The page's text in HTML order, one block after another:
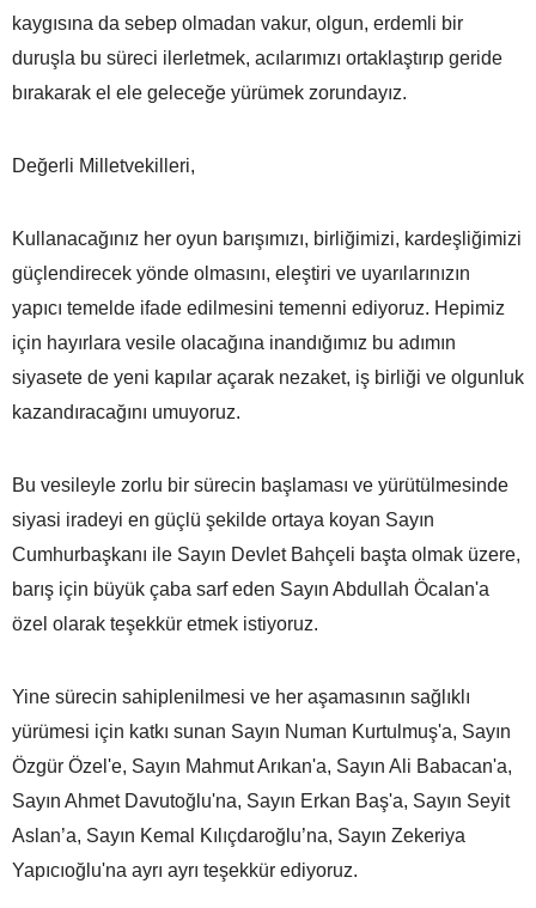
kaygısına da sebep olmadan vakur, olgun, erdemli bir
duruşla bu süreci ilerletmek, acılarımızı ortaklaştırıp geride
bırakarak el ele geleceğe yürümek zorundayız.
Değerli Milletvekilleri,
Kullanacağınız her oyun barışımızı, birliğimizi, kardeşliğimizi
güçlendirecek yönde olmasını, eleştiri ve uyarılarınızın
yapıcı temelde ifade edilmesini temenni ediyoruz. Hepimiz
için hayırlara vesile olacağına inandığımız bu adımın
siyasete de yeni kapılar açarak nezaket, iş birliği ve olgunluk
kazandıracağını umuyoruz.
Bu vesileyle zorlu bir sürecin başlaması ve yürütülmesinde
siyasi iradeyi en güçlü şekilde ortaya koyan Sayın
Cumhurbaşkanı ile Sayın Devlet Bahçeli başta olmak üzere,
barış için büyük çaba sarf eden Sayın Abdullah Öcalan'a
özel olarak teşekkür etmek istiyoruz.
Yine sürecin sahiplenilmesi ve her aşamasının sağlıklı
yürümesi için katkı sunan Sayın Numan Kurtulmuş'a, Sayın
Özgür Özel'e, Sayın Mahmut Arıkan'a, Sayın Ali Babacan'a,
Sayın Ahmet Davutoğlu'na, Sayın Erkan Baş'a, Sayın Seyit
Aslan’a, Sayın Kemal Kılıçdaroğlu’na, Sayın Zekeriya
Yapıcıoğlu'na ayrı ayrı teşekkür ediyoruz.